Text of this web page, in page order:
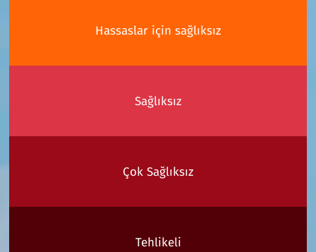
Hassaslar için sağlıksız
Sağlıksız
Çok Sağlıksız
Tehlikeli